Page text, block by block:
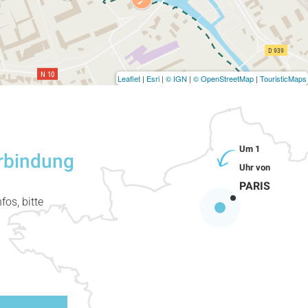
Leaflet | Esri | © IGN | © OpenStreetMap | TouristicMaps
bitte
PARIS